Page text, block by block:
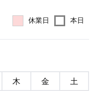
休業日 本日
木 金
土